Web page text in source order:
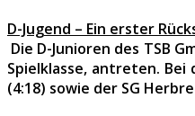
D-Jugend – Ein erster
Die D-Junioren des TSB
Spielklasse, antreten.
(4:18) sowie der SG